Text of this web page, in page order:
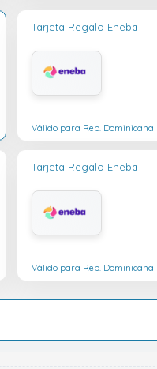
Tarjeta Regalo Eneba
Válido para Rep. Dominicana
Tarjeta Regalo Eneba
Válido para Rep. Dominicana